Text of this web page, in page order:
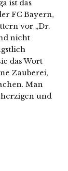
ist das
FC Bayern,
vor „Dr.
nicht
das Wort
Zauberei,
Man
und